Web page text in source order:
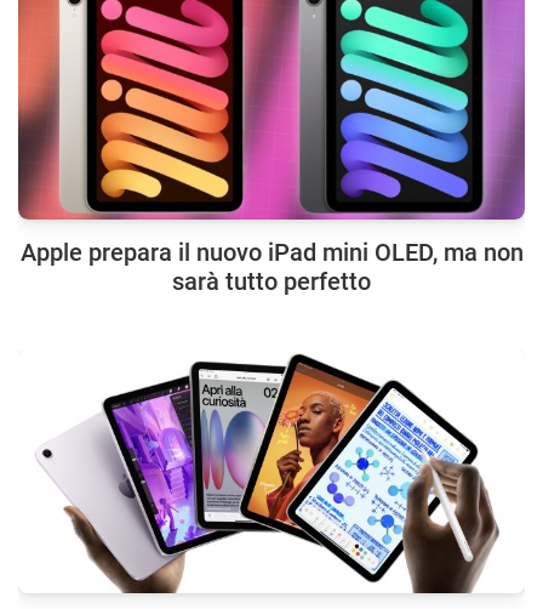
Apple prepara il nuovo iPad mini OLED, ma non
sarà tutto perfetto